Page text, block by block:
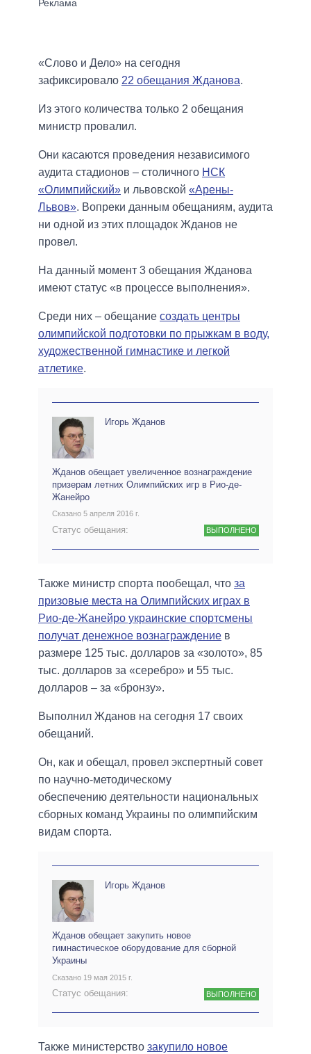
«Слово и Дело» на сегодня
зафиксировало 22 обещания Жданова.
Из этого количества только 2 обещания
министр провалил.
Они касаются проведения независимого
аудита стадионов – столичного НСК
«Олимпийский» и львовской «Арены-
Львов». Вопреки данным обещаниям, аудита
ни одной из этих площадок Жданов не
провел.
На данный момент 3 обещания Жданова
имеют статус «в процессе выполнения».
Среди них – обещание создать центры
олимпийской подготовки по прыжкам в воду,
художественной гимнастике и легкой
атлетике.
Игорь Жданов
Жданов обещает увеличенное вознаграждение
призерам летних Олимпийских игр в Рио-де-
Жанейро
Сказано 5 апреля 2016 г.
Статус обещания: ВЫПОЛНЕНО
Также министр спорта пообещал, что за
призовые места на Олимпийских играх в
Рио-де-Жанейро украинские спортсмены
получат денежное вознаграждение в
размере 125 тыс. долларов за «золото», 85
тыс. долларов за «серебро» и 55 тыс.
долларов – за «бронзу».
Выполнил Жданов на сегодня 17 своих
обещаний.
Он, как и обещал, провел экспертный совет
по научно-методическому
обеспечению деятельности национальных
сборных команд Украины по олимпийским
видам спорта.
Игорь Жданов
Жданов обещает закупить новое
гимнастическое оборудование для сборной
Украины
Сказано 19 мая 2015 г.
Статус обещания: ВЫПОЛНЕНО
Также министерство закупило новое